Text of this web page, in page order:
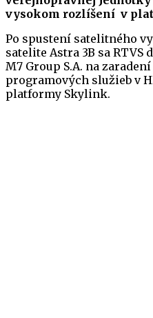
vysokom rozlíšení v
Po spustení satelitného
satelite Astra 3B sa RTVS
M7 Group S.A. na
programových služieb v
platformy Skylink.